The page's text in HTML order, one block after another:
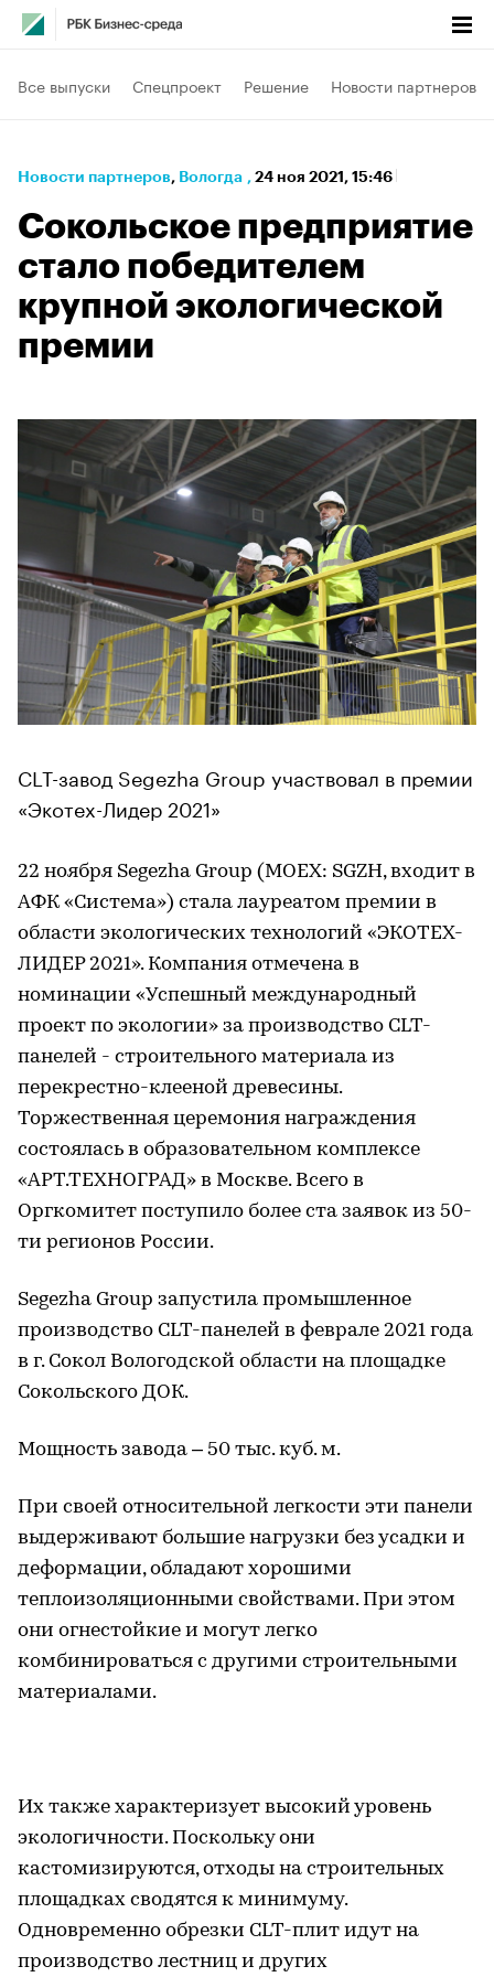
Все выпуски Спецпроект Решение Новости партнеров
Новости партнеров⁠, Вологда , 24 ноя 2021, 15:46
Сокольское предприятие
стало победителем
крупной экологической
премии
CLT-завод Segezha Group участвовал в премии
«Экотех-Лидер 2021»
22 ноября Segezha Group (MOEX: SGZH, входит в
АФК «Система») стала лауреатом премии в
области экологических технологий «ЭКОТЕХ-
ЛИДЕР 2021». Компания отмечена в
номинации «Успешный международный
проект по экологии» за производство CLT-
панелей - строительного материала из
перекрестно-клееной древесины.
Торжественная церемония награждения
состоялась в образовательном комплексе
«АРТ.ТЕХНОГРАД» в Москве. Всего в
Оргкомитет поступило более ста заявок из 50-
ти регионов России.
Segezha Group запустила промышленное
производство CLT-панелей в феврале 2021 года
в г. Сокол Вологодской области на площадке
Сокольского ДОК.
Мощность завода – 50 тыс. куб. м.
При своей относительной легкости эти панели
выдерживают большие нагрузки без усадки и
деформации, обладают хорошими
теплоизоляционными свойствами. При этом
они огнестойкие и могут легко
комбинироваться с другими строительными
материалами.
Их также характеризует высокий уровень
экологичности. Поскольку они
кастомизируются, отходы на строительных
площадках сводятся к минимуму.
Одновременно обрезки CLT-плит идут на
производство лестниц и других